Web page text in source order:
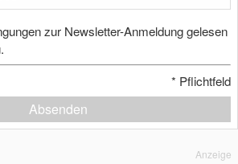
zur Newsletter-Anmeldung gelesen
* Pflichtfeld
Absenden
Anzeige